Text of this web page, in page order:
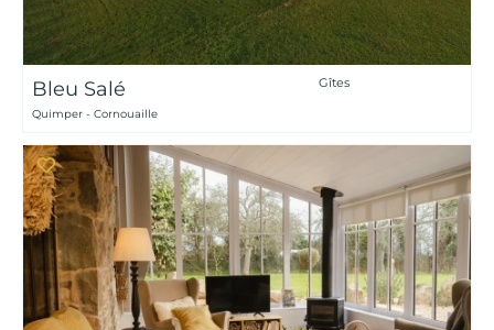
Bleu Salé
Quimper - Cornouaille
Gîtes